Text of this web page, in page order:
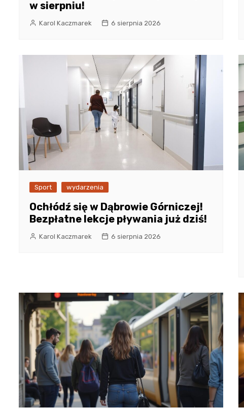
w sierpniu!
Karol Kaczmarek 6 sierpnia 2026
Sport wydarzenia
Ochłódź się w Dąbrowie Górniczej!
Bezpłatne lekcje pływania już dziś!
Karol Kaczmarek 6 sierpnia 2026